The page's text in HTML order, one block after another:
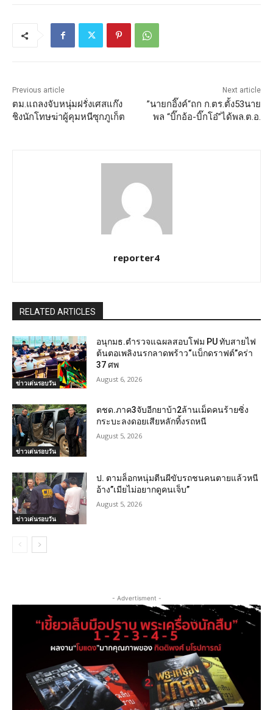
Previous article
ตม.แถลงจับหนุ่มฝรั่งเศสแก๊ง
ชิงนักโทษฆ่าผู้คุมหนีซุกภูเก็ต
Next article
”นายกอิ๊งค์“ถก ก.ตร.ตั้ง53นาย
พล “บิ๊กอ้อ-บิ๊กโอ๋”ได้พล.ต.อ.
reporter4
RELATED ARTICLES
ข่าวเด่นรอบวัน
อนุกมธ.ตำรวจแฉผลสอบโฟม PU ทับสายไฟ
ต้นตอเพลิงนรกลาดพร้าว“แบ็กดราฟต์”คร่า
37 ศพ
August 6, 2026
ข่าวเด่นรอบวัน
ตชด.ภาค3จับอีกยาบ้า2ล้านเม็ดคนร้ายซิ่ง
กระบะลงดอยเสียหลักทิ้งรถหนี
August 5, 2026
ข่าวเด่นรอบวัน
ป. ตามล็อกหนุ่มตีนผีขับรถชนคนตายแล้วหนี
อ้าง”เมียไม่อยากดูคนเจ็บ”
August 5, 2026
- Advertisment -